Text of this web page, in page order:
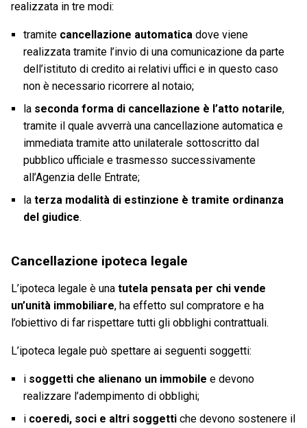
realizzata in tre modi:
tramite cancellazione automaticadove viene
realizzata tramite l’invio di una comunicazione da parte
dell’istituto di credito ai relativi uffici e in questo caso
non è necessario ricorrere al notaio;
la seconda forma di cancellazione è l’atto notarile,
tramite il quale avverrà una cancellazione automatica e
immediata tramite atto unilaterale sottoscritto dal
pubblico ufficiale e trasmesso successivamente
all’Agenzia delle Entrate;
la terza modalità di estinzione è tramite ordinanza
del giudice.
Cancellazione ipoteca legale
L’ipoteca legale è una tutela pensata per chi vende
un’unità immobiliare, ha effetto sul compratore e ha
l’obiettivo di far rispettare tutti gli obblighi contrattuali.
L’ipoteca legale può spettare ai seguenti soggetti:
i soggetti che alienano un immobile e devono
realizzare l’adempimento di obblighi;
i coeredi, soci e altri soggettiche devono sostenere il